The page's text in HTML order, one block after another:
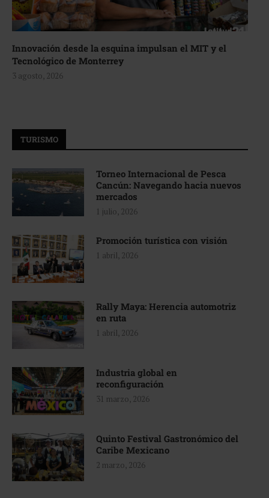
Innovación desde la esquina impulsan el MIT y el
Tecnológico de Monterrey
3 agosto, 2026
TURISMO
Torneo Internacional de Pesca
Cancún: Navegando hacia nuevos
mercados
1 julio, 2026
Promoción turística con visión
1 abril, 2026
Rally Maya: Herencia automotriz
en ruta
1 abril, 2026
Industria global en
reconfiguración
31 marzo, 2026
Quinto Festival Gastronómico del
Caribe Mexicano
2 marzo, 2026